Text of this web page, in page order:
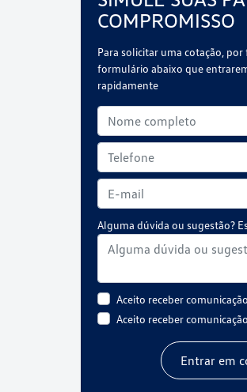
COMPROMISSO
Para solicitar uma cotação, por
formulário abaixo que
rapidamente
Alguma dúvida ou sugestão?
Aceito receber
Aceito receber
Entrar em